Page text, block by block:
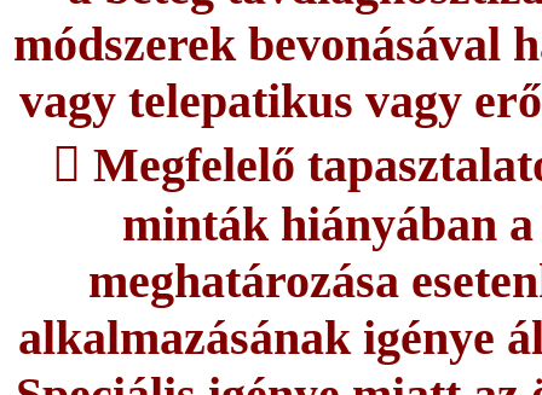
módszerek bevonásával
vagy telepatikus vagy
 Megfelelő
minták hiányában
meghatározása
alkalmazásának igénye